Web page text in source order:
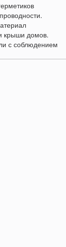
крыши домов.
с соблюдением